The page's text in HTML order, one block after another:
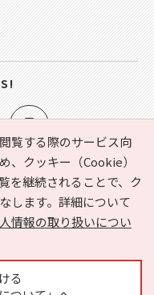
覧する際のサービス向
、クッキー（Cookie）
を継続されることで、ク
します。詳細について
情報の取り扱いについ
る
に入り
ヘルプ
いて
運営会社
お問い合わせ